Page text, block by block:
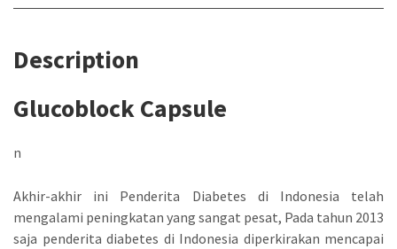
Description
Glucoblock Capsule
n
Akhir-akhir ini Penderita Diabetes di Indonesia telah
mengalami peningkatan yang sangat pesat, Pada tahun 2013
saja penderita diabetes di Indonesia diperkirakan mencapai